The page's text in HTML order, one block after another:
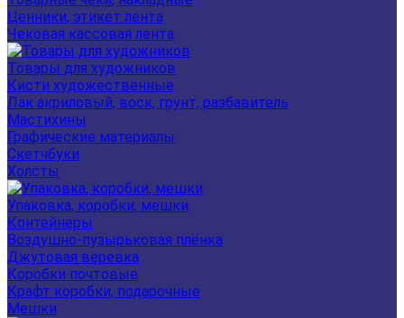
Ценники, этикет лента
Чековая кассовая лента
Товары для художников
Кисти художественные
Лак акриловый, воск, грунт, разбавитель
Мастихины
Графические материалы
Скетчбуки
Холсты
Упаковка, коробки, мешки
Контейнеры
Воздушно-пузырьковая плёнка
Джутовая веревка
Коробки почтовые
Крафт коробки, подарочные
Мешки